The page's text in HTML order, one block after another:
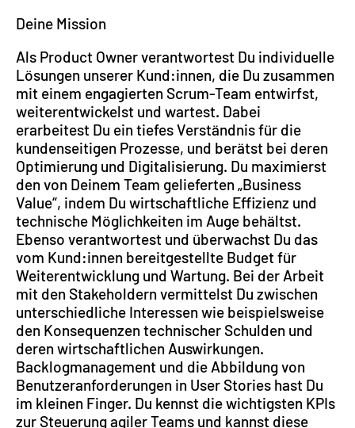
Deine Mission
Als Product Owner verantwortest Du individuelle
Lösungen unserer Kund:innen, die Du zusammen
mit einem engagierten Scrum-Team entwirfst,
weiterentwickelst und wartest. Dabei
erarbeitest Du ein tiefes Verständnis für die
kundenseitigen Prozesse, und berätst bei deren
Optimierung und Digitalisierung. Du maximierst
den von Deinem Team gelieferten „Business
Value“, indem Du wirtschaftliche Effizienz und
technische Möglichkeiten im Auge behältst.
Ebenso verantwortest und überwachst Du das
vom Kund:innen bereitgestellte Budget für
Weiterentwicklung und Wartung. Bei der Arbeit
mit den Stakeholdern vermittelst Du zwischen
unterschiedliche Interessen wie beispielsweise
den Konsequenzen technischer Schulden und
deren wirtschaftlichen Auswirkungen.
Backlogmanagement und die Abbildung von
Benutzeranforderungen in User Stories hast Du
im kleinen Finger. Du kennst die wichtigsten KPIs
zur Steuerung agiler Teams und kannst diese